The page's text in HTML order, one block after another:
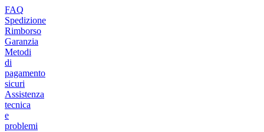
FAQ
Spedizione
Rimborso
Garanzia
Metodi
di
pagamento
sicuri
Assistenza
tecnica
e
problemi